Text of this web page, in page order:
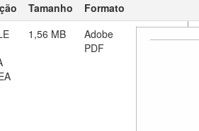
Tamanho
Formato
1,56 MB
Adobe
PDF